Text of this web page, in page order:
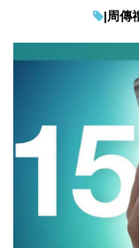
|周傳